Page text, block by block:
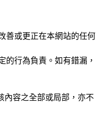
善或更正在本網站的任何
的行為負責。如有錯漏，
內容之全部或局部，亦不